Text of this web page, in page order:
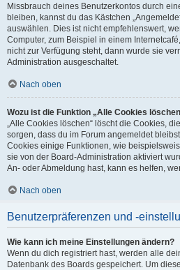
Missbrauch deines Benutzerkontos durch
bleiben, kannst du das Kästchen
auswählen. Dies ist nicht empfehlenswert,
Computer, zum Beispiel in einem
nicht zur Verfügung steht, dann wurde sie
Administration ausgeschaltet.
Nach oben
Wozu ist die Funktion „Alle Cookies
„Alle Cookies löschen“ löscht die Cookies,
sorgen, dass du im Forum angemeldet
Cookies einige Funktionen, wie
sie von der Board-Administration aktiviert
An- oder Abmeldung hast, kann es helfen,
Nach oben
Benutzerpräferenzen und -
Wie kann ich meine Einstellungen ändern?
Wenn du dich registriert hast, werden alle
Datenbank des Boards gespeichert. Um